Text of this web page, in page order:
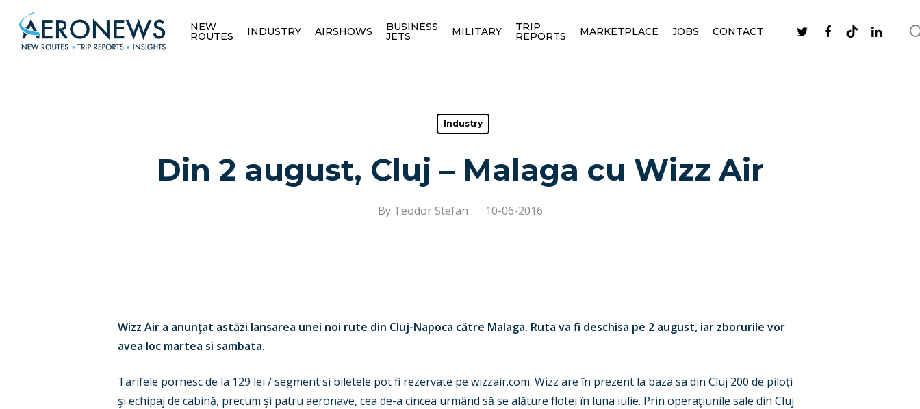
NEW
ROUTES INDUSTRY AIRSHOWS BUSINESS
JETS MILITARY TRIP
REPORTS MARKETPLACE JOBS CONTACT
Industry
Din 2 august, Cluj – Malaga cu Wizz Air
By Teodor Stefan 10-06-2016
Wizz Air a anunţat astăzi lansarea unei noi rute din Cluj-Napoca către Malaga. Ruta va fi deschisa pe 2 august, iar zborurile vor
avea loc martea si sambata.
Tarifele pornesc de la 129 lei / segment si biletele pot fi rezervate pe wizzair.com. Wizz are în prezent la baza sa din Cluj 200 de piloţi
şi echipaj de cabină, precum şi patru aeronave, cea de-a cincea urmând să se alăture flotei în luna iulie. Prin operaţiunile sale din Cluj